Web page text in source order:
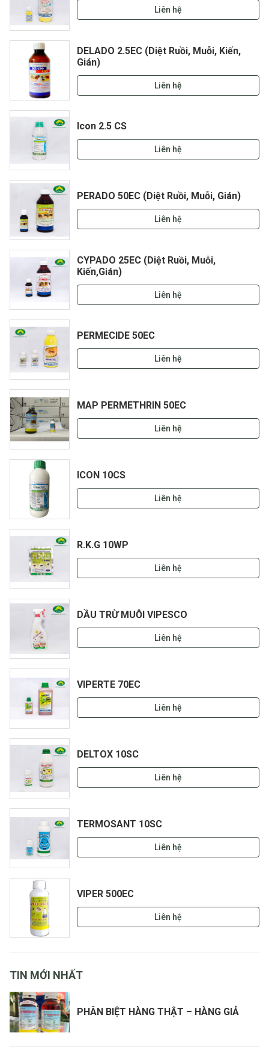
Liên hệ
DELADO 2.5EC (Diệt Ruồi, Muỗi, Kiến,
Gián)
Liên hệ
Icon 2.5 CS
Liên hệ
PERADO 50EC (Diệt Ruồi, Muỗi, Gián)
Liên hệ
CYPADO 25EC (Diệt Ruồi, Muỗi,
Kiến,Gián)
Liên hệ
PERMECIDE 50EC
Liên hệ
MAP PERMETHRIN 50EC
Liên hệ
ICON 10CS
Liên hệ
R.K.G 10WP
Liên hệ
DẦU TRỪ MUỖI VIPESCO
Liên hệ
VIPERTE 70EC
Liên hệ
DELTOX 10SC
Liên hệ
TERMOSANT 10SC
Liên hệ
VIPER 500EC
Liên hệ
TIN MỚI NHẤT
PHÂN BIỆT HÀNG THẬT – HÀNG GIẢ